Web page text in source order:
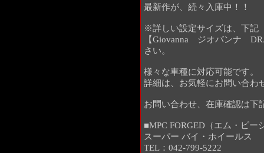
最新作が、続々入庫中！！
※詳しい設定サイズは、下記
【Giovanna ジオバンナ
さい。
様々な車種に対応可能です。
詳細は、お気軽にお問い合わ
お問い合わせ、在庫確認は下
■MPC FORGED（エム・ピ
スーパー バイ・ホイールス
TEL：042-799-5222